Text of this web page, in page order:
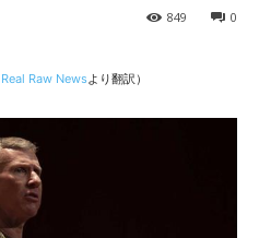
0
849
Real Raw Newsより翻訳）